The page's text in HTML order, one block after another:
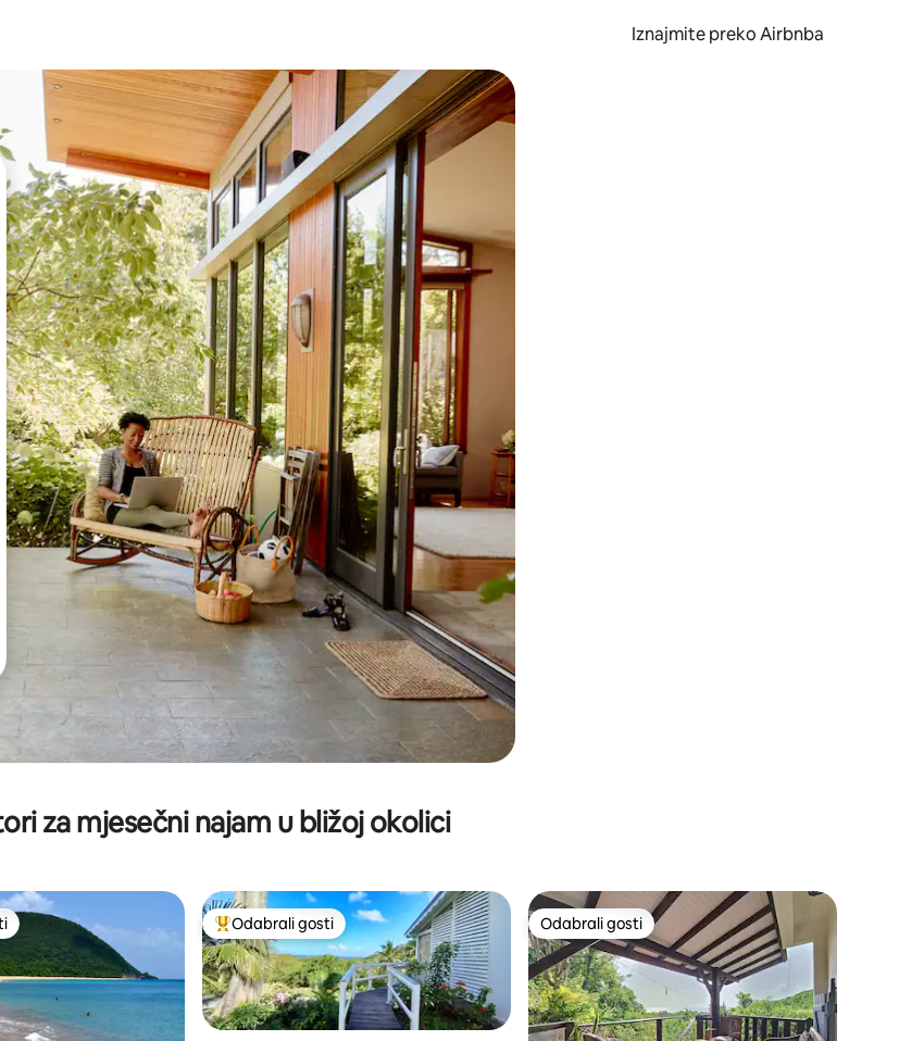
Iznajmite preko Airbnba
se strelicama prema gore i prema dolje, kao i dodirom ili prelaskom prstom po zaslonu.
za mjesečni najam u bližoj okolici
s oznakom „Odabrali gosti”Među najviše rangiranima s oznakom „Odabrali gosti”
Odabrali gosti Odabrali gosti
Odabrali gosti